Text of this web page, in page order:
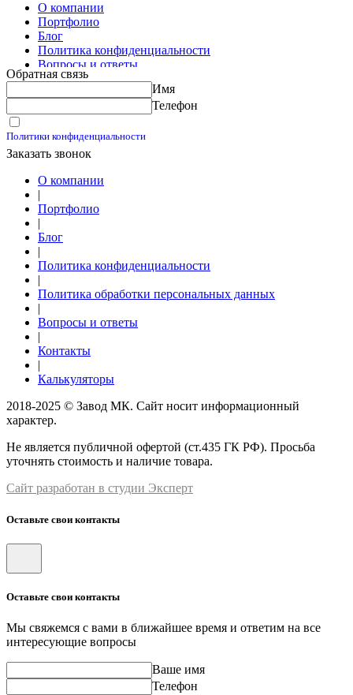
О компании
Портфолио
Блог
Политика конфиденциальности
Вопросы и ответы
Контакты
Обратная связь
Имя
Телефон
Политики конфиденциальности
Заказать звонок
О компании
|
Портфолио
|
Блог
|
Политика конфиденциальности
|
Политика обработки персональных данных
|
Вопросы и ответы
|
Контакты
|
Калькуляторы
2018-2025 © Завод МК. Сайт носит информационный
характер.
Не является публичной офертой (ст.435 ГК РФ). Просьба
уточнять стоимость и наличие товара.
Сайт разработан в студии Эксперт
Оставьте свои контакты
Оставьте свои контакты
Мы свяжемся с вами в ближайшее время и ответим на все
интересующие вопросы
Ваше имя
Телефон